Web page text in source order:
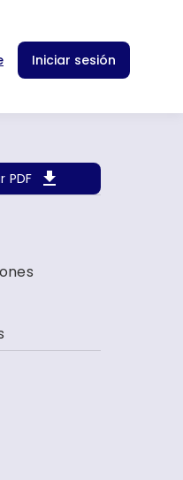
Iniciar sesión
PDF